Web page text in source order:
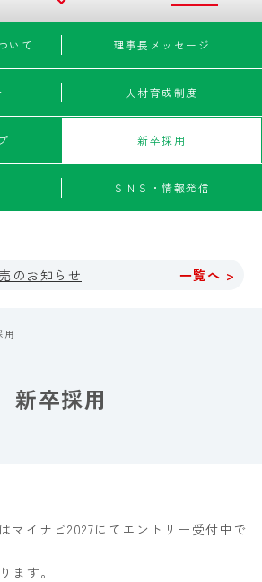
いて 理事長メッセージ
人材育成制度
新卒採用
ＳＮＳ・情報発信
のお知らせ 一覧へ >
用
新卒採用
マイナビ2027にてエントリー受付中で
ます。